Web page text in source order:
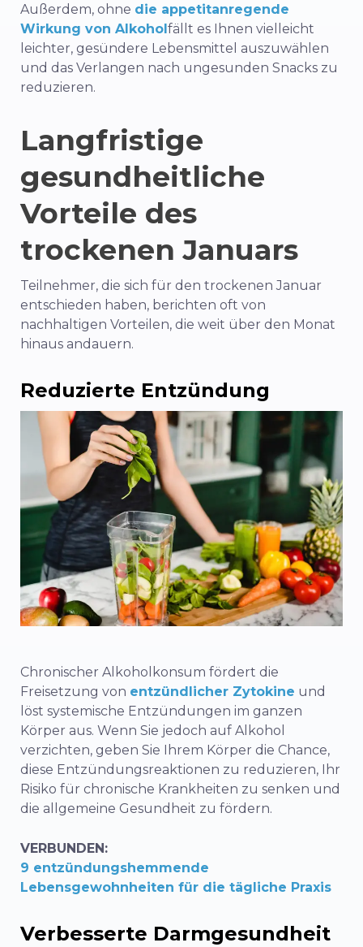
Außerdem, ohne die appetitanregende
Wirkung von Alkoholfällt es Ihnen vielleicht
leichter, gesündere Lebensmittel auszuwählen
und das Verlangen nach ungesunden Snacks zu
reduzieren.
Langfristige
gesundheitliche
Vorteile des
trockenen Januars
Teilnehmer, die sich für den trockenen Januar
entschieden haben, berichten oft von
nachhaltigen Vorteilen, die weit über den Monat
hinaus andauern.
Reduzierte Entzündung
Chronischer Alkoholkonsum fördert die
Freisetzung von entzündlicher Zytokine und
löst systemische Entzündungen im ganzen
Körper aus. Wenn Sie jedoch auf Alkohol
verzichten, geben Sie Ihrem Körper die Chance,
diese Entzündungsreaktionen zu reduzieren, Ihr
Risiko für chronische Krankheiten zu senken und
die allgemeine Gesundheit zu fördern.
VERBUNDEN:
9 entzündungshemmende
Lebensgewohnheiten für die tägliche Praxis
Verbesserte Darmgesundheit